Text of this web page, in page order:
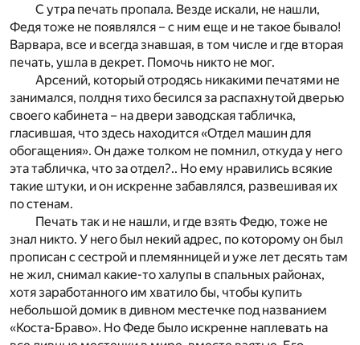
С утра печать пропала. Везде искали, не нашли,
Федя тоже не появлялся – с ним еще и не такое бывало!
Варвара, все и всегда знавшая, в том числе и где вторая
печать, ушла в декрет. Помочь никто не мог.
Арсений, который отродясь никакими печатями не
занимался, полдня тихо бесился за распахнутой дверью
своего кабинета – на двери заводская табличка,
гласившая, что здесь находится «Отдел машин для
обогащения». Он даже толком не помнил, откуда у него
эта табличка, что за отдел?.. Но ему нравились всякие
такие штуки, и он искренне забавлялся, развешивая их
по стенам.
Печать так и не нашли, и где взять Федю, тоже не
знал никто. У него был некий адрес, по которому он был
прописан с сестрой и племянницей и уже лет десять там
не жил, снимал какие-то халупы в спальных районах,
хотя заработанного им хватило бы, чтобы купить
небольшой домик в дивном местечке под названием
«Коста-Браво». Но Феде было искренне наплевать на